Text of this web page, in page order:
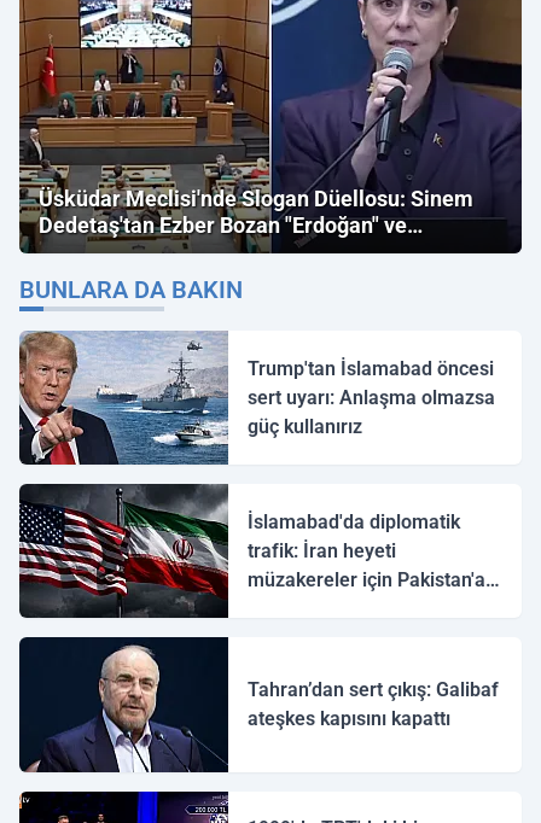
Üsküdar Meclisi'nde Slogan Düellosu: Sinem
Dedetaş'tan Ezber Bozan "Erdoğan" ve
"İmamoğlu" Çıkışı!
BUNLARA DA BAKIN
Trump'tan İslamabad öncesi
sert uyarı: Anlaşma olmazsa
güç kullanırız
İslamabad'da diplomatik
trafik: İran heyeti
müzakereler için Pakistan'a
Tahran’dan sert çıkış: Galibaf
ateşkes kapısını kapattı